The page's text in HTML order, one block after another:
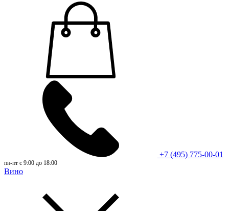
+7 (495) 775-00-01
пн-пт с 9:00 до 18:00
Вино